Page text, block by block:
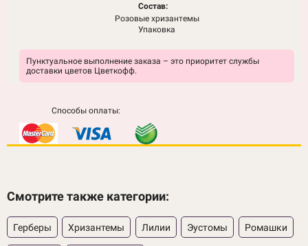
Состав:
Розовые хризантемы
Упаковка
Пунктуальное выполнение заказа – это приоритет службы
доставки цветов Цветкофф.
Способы оплаты:
Смотрите также категории:
Герберы Хризантемы Лилии Эустомы Ромашки